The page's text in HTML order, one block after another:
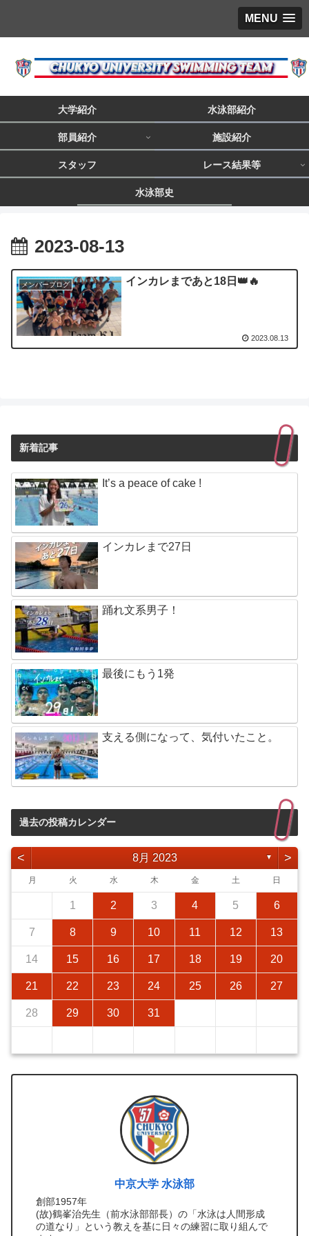
MENU
大学紹介 水泳部紹介
部員紹介 施設紹介
スタッフ レース結果等
水泳部史
2023-08-13
メンバーブログ インカレまであと18日👑🔥
2023.08.13
新着記事
It’s a peace of cake !
インカレまで27日
踊れ文系男子！
最後にもう1発
支える側になって、気付いたこと。
過去の投稿カレンダー
< 8月 2023 ▼ >
月 火 水 木 金 土 日
1 2 3 4 5 6
7 8 9 10 11 12 13
14 15 16 17 18 19 20
21 22 23 24 25 26 27
28 29 30 31
中京大学 水泳部
創部1957年
(故)鶴峯治先生（前水泳部部長）の「水泳は人間形成
の道なり」という教えを基に日々の練習に取り組んで